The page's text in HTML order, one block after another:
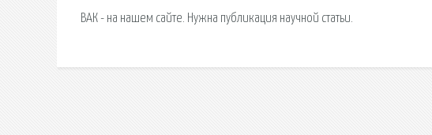
ВАК - на нашем сайте. Нужна публикация научной статьи.